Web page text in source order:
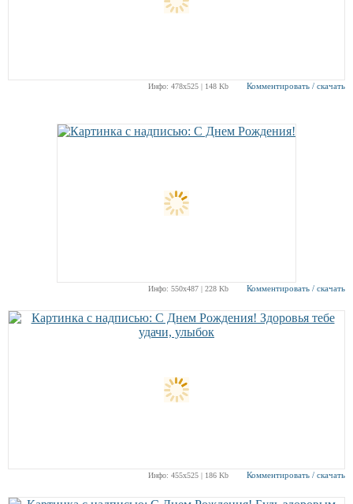
Инфо: 478х525 | 148 Kb Комментировать / скачать
Инфо: 550х487 | 228 Kb Комментировать / скачать
Инфо: 455х525 | 186 Kb Комментировать / скачать